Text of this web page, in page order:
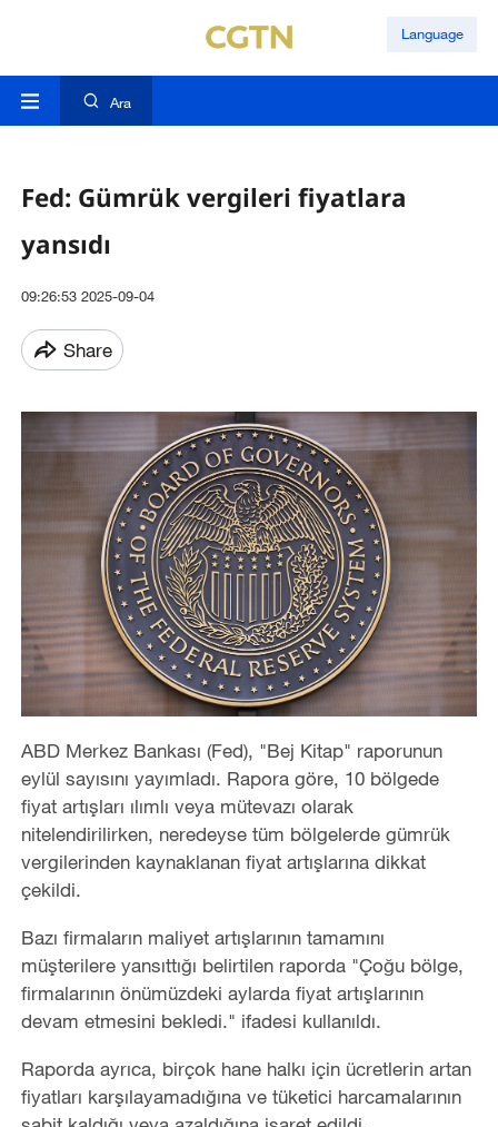
Language
Ara
Fed: Gümrük vergileri fiyatlara
yansıdı
09:26:53 2025-09-04
Share
ABD Merkez Bankası (Fed), "Bej Kitap" raporunun
eylül sayısını yayımladı. Rapora göre, 10 bölgede
fiyat artışları ılımlı veya mütevazı olarak
nitelendirilirken, neredeyse tüm bölgelerde gümrük
vergilerinden kaynaklanan fiyat artışlarına dikkat
çekildi.
Bazı firmaların maliyet artışlarının tamamını
müşterilere yansıttığı belirtilen raporda "Çoğu bölge,
firmalarının önümüzdeki aylarda fiyat artışlarının
devam etmesini bekledi." ifadesi kullanıldı.
Raporda ayrıca, birçok hane halkı için ücretlerin artan
fiyatları karşılayamadığına ve tüketici harcamalarının